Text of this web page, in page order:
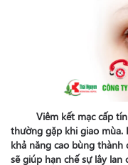
Viêm kết mạc cấp
thường gặp khi giao mùa.
khả năng cao bùng thành
sẽ giúp hạn chế sự lây lan